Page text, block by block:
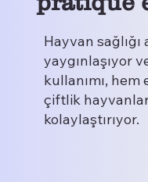
Hayvan
yaygınlaşıyor
kullanımı,
çiftlik
kolaylaştırıyor.